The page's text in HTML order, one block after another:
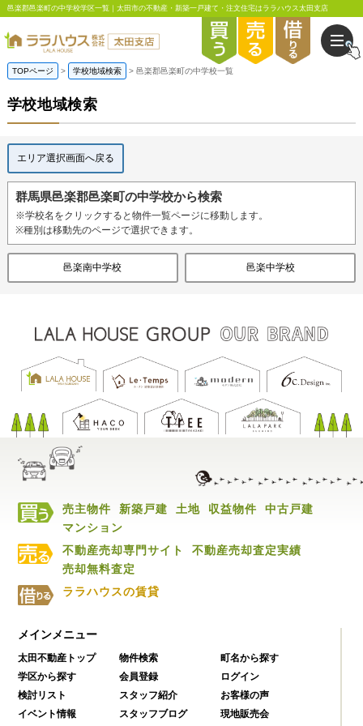
邑楽郡邑楽町の中学校学区一覧｜太田市の不動産・新築一戸建て・注文住宅はララハウス太田支店
TOPページ 学校地域検索 邑楽郡邑楽町の中学校一覧
学校地域検索
エリア選択画面へ戻る
群馬県邑楽郡邑楽町の中学校から検索
※学校名をクリックすると物件一覧ページに移動します。
※種別は移動先のページで選択できます。
邑楽南中学校 邑楽中学校
売主物件 新築戸建 土地 収益物件
中古戸建
マンション
不動産売却専門サイト
不動産売却査定実績
売却無料査定
ララハウスの賃貸
メインメニュー
太田不動産トップ 物件検索
町名から探す
学区から探す
会員登録
ログイン
検討リスト
スタッフ紹介
お客様の声
イベント情報
スタッフブログ 現地販売会